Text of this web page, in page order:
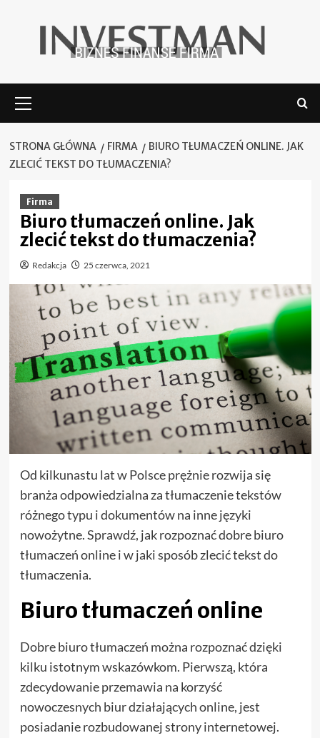
główne
STRONA GŁÓWNA FIRMA
BIURO TŁUMACZEŃ ONLINE. JAK
ZLECIĆ TEKST DO TŁUMACZENIA?
Firma
Biuro tłumaczeń online. Jak
zlecić tekst do tłumaczenia?
Redakcja 25 czerwca, 2021
Od kilkunastu lat w Polsce prężnie rozwija się
branża odpowiedzialna za tłumaczenie tekstów
różnego typu i dokumentów na inne języki
nowożytne. Sprawdź, jak rozpoznać dobre biuro
tłumaczeń online i w jaki sposób zlecić tekst do
tłumaczenia.
Biuro tłumaczeń online
Dobre biuro tłumaczeń można rozpoznać dzięki
kilku istotnym wskazówkom. Pierwszą, która
zdecydowanie przemawia na korzyść
nowoczesnych biur działających online, jest
posiadanie rozbudowanej strony internetowej.